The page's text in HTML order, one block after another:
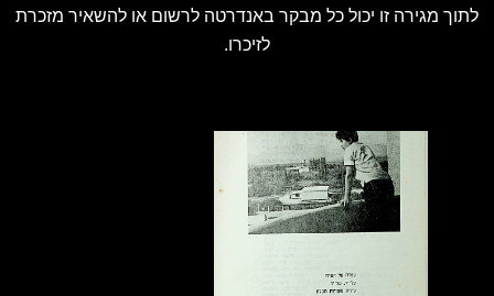
לתוך מגירה זו יכול כל מבקר באנדרטה לרשום או להשאיר מזכרת
לזיכרו.